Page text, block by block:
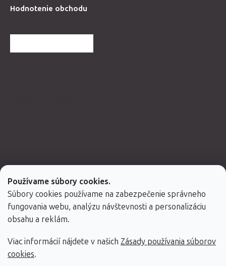
Používame súbory cookies.
Súbory cookies používame na zabezpečenie správneho
fungovania webu, analýzu návštevnosti a personalizáciu
obsahu a reklám.
Viac informácií nájdete v našich Zásady používania súborov
cookies.
Hodnotenie obchodu
Vytvoril Shoptet Premium